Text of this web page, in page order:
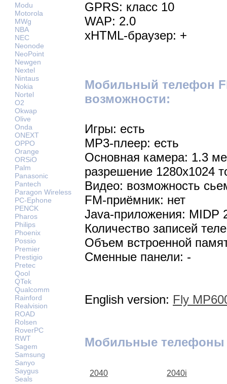
Modu
Motorola
MWg
NBA
NEC
Neonode
NeoPoint
Newgen
Nextel
Nintaus
Nokia
Nortel
O2
Okwap
Olive
Onda
ONEXT
OPPO
Orange
ORSiO
Palm
Panasonic
Pantech
Paragon Wireless
PC-Ephone
PENCK
Pharos
Philips
Phoenix
Possio
Premier
Prestigio
Pretec
Qool
QTek
Qualcomm
Rainford
Realvision
ROAD
Rolsen
RoverPC
RWT
Sagem
Samsung
Sanyo
Saygus
Seals
GPRS: класс 10
WAP: 2.0
xHTML-браузер: +
Мобильный телефон
возможности:
Игры: есть
MP3-плеер: есть
Основная камера: 1.3
разрешение 1280х1024
Видео: возможность
FM-приёмник: нет
Java-приложения: MIDP
Количество записей
Объем встроенной
Сменные панели: -
English version: Fly
Мобильные телефоны
2040 2040i